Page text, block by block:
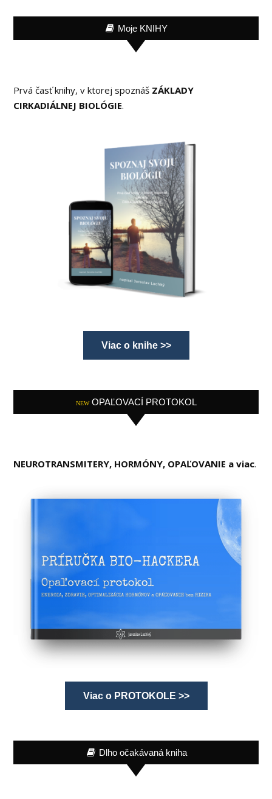
Moje KNIHY
Prvá časť knihy, v ktorej spoznáš ZÁKLADY
CIRKADIÁLNEJ BIOLÓGIE.
Viac o knihe >>
NEW OPAĽOVACÍ PROTOKOL
NEUROTRANSMITERY, HORMÓNY, OPAĽOVANIE a viac.
Viac o PROTOKOLE >>
Dlho očakávaná kniha